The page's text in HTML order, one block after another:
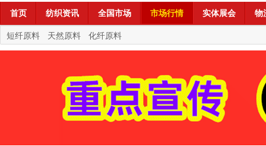
首页 纺织资讯 全国市场 市场行情 实体展会 物
短纤原料 天然原料 化纤原料